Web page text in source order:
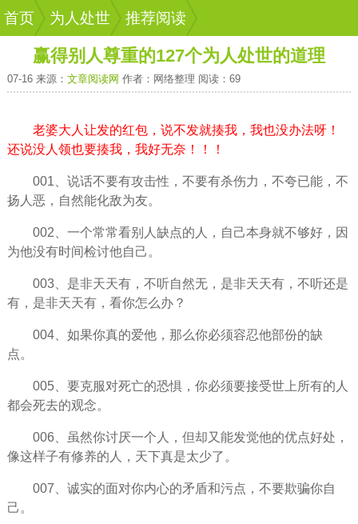
首页 为人处世 推荐阅读
赢得别人尊重的127个为人处世的道理
07-16 来源： 文章阅读网 作者：网络整理 阅读：69
老婆大人让发的红包，说不发就揍我，我也没办法呀！
还说没人领也要揍我，我好无奈！！！
001、说话不要有攻击性，不要有杀伤力，不夸已能，不
扬人恶，自然能化敌为友。
002、一个常常看别人缺点的人，自己本身就不够好，因
为他没有时间检讨他自己。
003、是非天天有，不听自然无，是非天天有，不听还是
有，是非天天有，看你怎么办？
004、如果你真的爱他，那么你必须容忍他部份的缺
点。
005、要克服对死亡的恐惧，你必须要接受世上所有的人
都会死去的观念。
006、虽然你讨厌一个人
，但却又能发觉他的优点好处，
像这样子有修养的人，天下真是太少了。
007、诚实的面对你内心的矛盾和污点，不要欺骗你自
己。